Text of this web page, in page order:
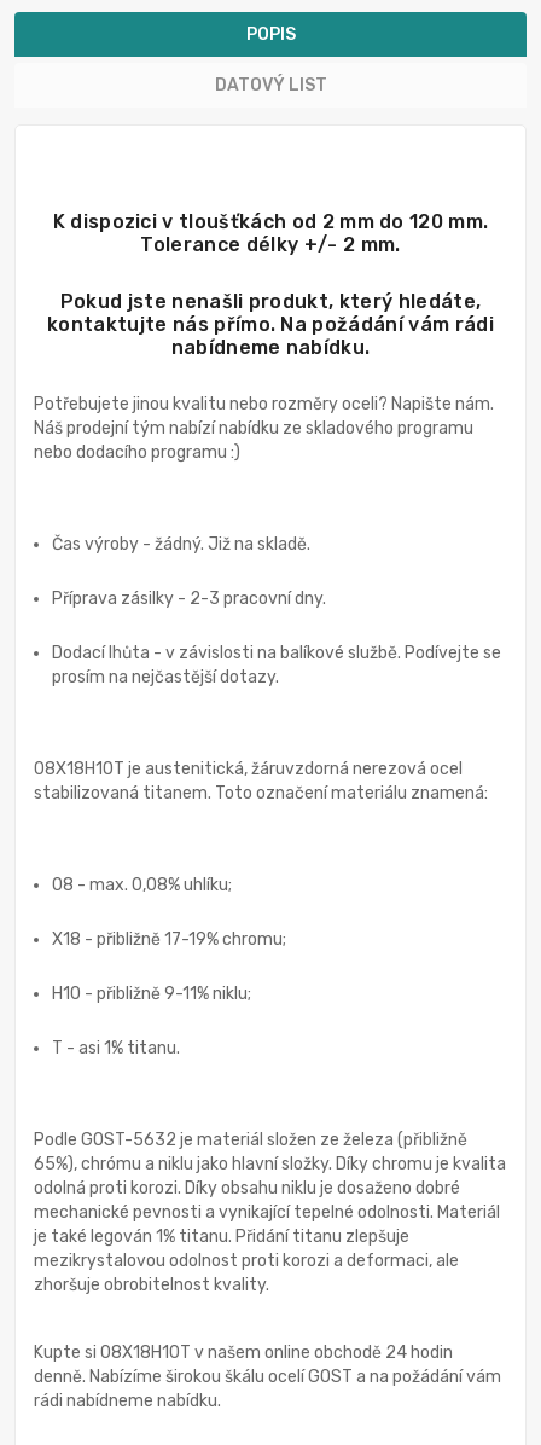
POPIS
DATOVÝ LIST
K dispozici v tloušťkách od 2 mm do 120 mm.
Tolerance délky +/- 2 mm.
Pokud jste nenašli produkt, který hledáte,
kontaktujte nás přímo. Na požádání vám rádi
nabídneme nabídku.
Potřebujete jinou kvalitu nebo rozměry oceli? Napište nám.
Náš prodejní tým nabízí nabídku ze skladového programu
nebo dodacího programu :)
Čas výroby - žádný. Již na skladě.
Příprava zásilky - 2-3 pracovní dny.
Dodací lhůta - v závislosti na balíkové službě. Podívejte se
prosím na nejčastější dotazy.
08X18H10T je austenitická, žáruvzdorná nerezová ocel
stabilizovaná titanem. Toto označení materiálu znamená:
08 - max. 0,08% uhlíku;
X18 - přibližně 17-19% chromu;
H10 - přibližně 9-11% niklu;
T - asi 1% titanu.
Podle GOST-5632 je materiál složen ze železa (přibližně
65%), chrómu a niklu jako hlavní složky. Díky chromu je kvalita
odolná proti korozi. Díky obsahu niklu je dosaženo dobré
mechanické pevnosti a vynikající tepelné odolnosti. Materiál
je také legován 1% titanu. Přidání titanu zlepšuje
mezikrystalovou odolnost proti korozi a deformaci, ale
zhoršuje obrobitelnost kvality.
Kupte si 08X18H10T v našem online obchodě 24 hodin
denně. Nabízíme širokou škálu ocelí GOST a na požádání vám
rádi nabídneme nabídku.